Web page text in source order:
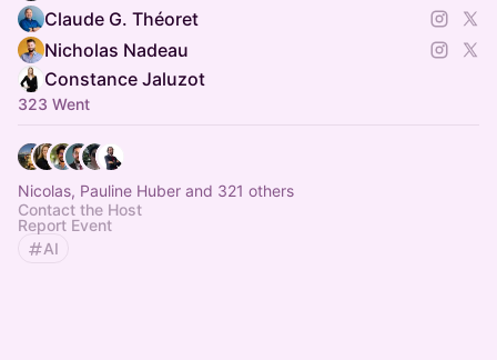
Claude G. Théoret
Nicholas Nadeau
Constance Jaluzot
323 Went
Nicolas, Pauline Huber and 321 others
Contact the Host
Report Event
AI